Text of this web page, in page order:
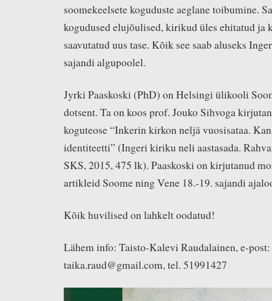
soomekeelsete koguduste aeglane toibumine.
kogudused elujõulised, kirikud üles ehitatud ja
saavutatud uus tase. Kõik see saab aluseks
sajandi algupoolel.
Jyrki Paaskoski (PhD) on Helsingi ülikooli
dotsent. Ta on koos prof. Jouko Sihvoga
koguteose “Inkerin kirkon neljä vuosisataa.
identiteetti” (Ingeri kiriku neli aastasada.
SKS, 2015, 475 lk). Paaskoski on kirjutanud
artikleid Soome ning Vene 18.-19. sajandi
Kõik huvilised on lahkelt oodatud!
Lähem info: Taisto-Kalevi Raudalainen, e-post:
taika.raud@gmail.com, tel. 51991427